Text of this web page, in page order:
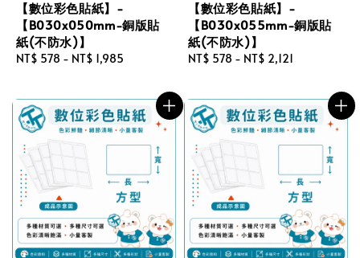
【數位彩色貼紙】-
【B030x050mm-銅版貼
紙(不防水)】
Regular
NT$ 578 - NT$ 1,985
【數位彩色貼紙】-
【B030x055mm-銅版貼
紙(不防水)】
Regular
NT$ 578 - NT$ 2,121